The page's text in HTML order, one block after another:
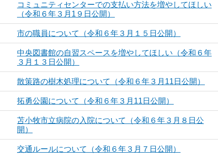
コミュニティセンターでの支払い方法を増やしてほしい
（令和６年３月1９日公開）
市の職員について（令和６年３月１５日公開）
中央図書館の自習スペースを増やしてほしい（令和６年
３月１３日公開）
散策路の樹木処理について（令和６年３月11日公開）
拓勇公園について（令和６年３月11日公開）
苫小牧市立病院の入院について（令和６年３月８日公
開）
交通ルールについて（令和６年３月７日公開）